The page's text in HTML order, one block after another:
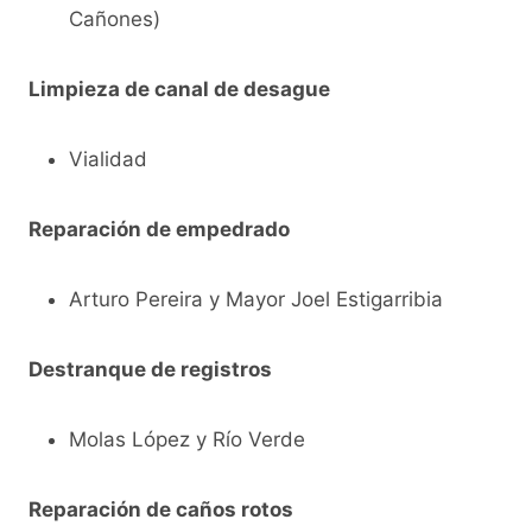
Cañones)
Limpieza de canal de desague
Vialidad
Reparación de empedrado
Arturo Pereira y Mayor Joel Estigarribia
Destranque de registros
Molas López y Río Verde
Reparación de caños rotos